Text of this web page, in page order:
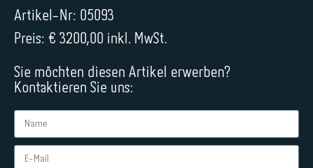
Artikel-Nr: 05093
Preis: € 3200,00 inkl. MwSt.
Sie möchten diesen Artikel erwerben?
Kontaktieren Sie uns: